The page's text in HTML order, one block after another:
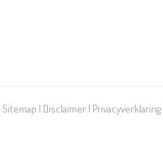
Sitemap | Disclaimer | Privacyverklaring